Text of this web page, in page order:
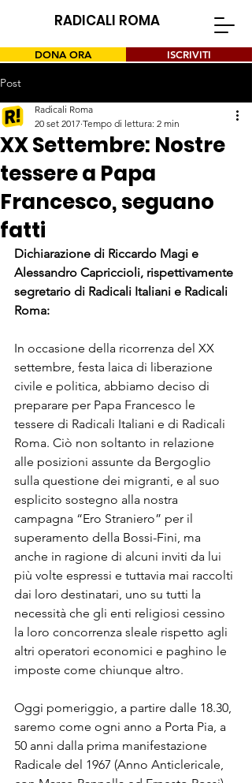
RADICALI ROMA
DONA ORA ISCRIVITI
Post
XX Settembre: Nostre
tessere a Papa
Francesco, seguano
fatti
Radicali Roma
20 set 2017 Tempo di lettura: 2 min
Dichiarazione di Riccardo Magi e
Alessandro Capriccioli, rispettivamente
segretario di Radicali Italiani e Radicali
Roma:
In occasione della ricorrenza del XX
settembre, festa laica di liberazione
civile e politica, abbiamo deciso di
preparare per Papa Francesco le
tessere di Radicali Italiani e di Radicali
Roma. Ciò non soltanto in relazione
alle posizioni assunte da Bergoglio
sulla questione dei migranti, e al suo
esplicito sostegno alla nostra
campagna “Ero Straniero” per il
superamento della Bossi-Fini, ma
anche in ragione di alcuni inviti da lui
più volte espressi e tuttavia mai raccolti
dai loro destinatari, uno su tutti la
necessità che gli enti religiosi cessino
la loro concorrenza sleale rispetto agli
altri operatori economici e paghino le
imposte come chiunque altro.
Oggi pomeriggio, a partire dalle 18.30,
saremo come ogni anno a Porta Pia, a
50 anni dalla prima manifestazione
Radicale del 1967 (Anno Anticlericale,